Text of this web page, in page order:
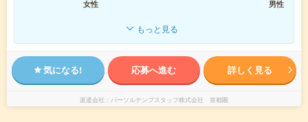
女性
男性
もっと見る
気になる! 応募へ進む 詳しく見る
派遣会社 パーソルテンプスタッフ株式会社 首都圏